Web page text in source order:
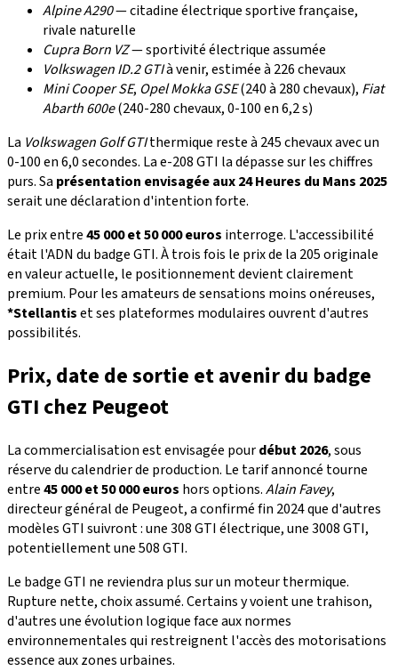
Alpine A290— citadine électrique sportive française,
rivale naturelle
Cupra Born VZ— sportivité électrique assumée
Volkswagen ID.2 GTIà venir, estimée à 226 chevaux
Mini Cooper SE, Opel Mokka GSE(240 à 280 chevaux), Fiat
Abarth 600e(240-280 chevaux, 0-100 en 6,2 s)
La Volkswagen Golf GTIthermique reste à 245 chevaux avec un
0-100 en 6,0 secondes. La e-208 GTI la dépasse sur les chiffres
purs. Sa présentation envisagée aux 24 Heures du Mans 2025
serait une déclaration d'intention forte.
Le prix entre45 000 et 50 000 euros interroge. L'accessibilité
était l'ADN du badge GTI. À trois fois le prix de la 205 originale
en valeur actuelle, le positionnement devient clairement
premium. Pour les amateurs de sensations moins onéreuses,
*Stellantiset ses plateformes modulaires ouvrent d'autres
possibilités.
Prix, date de sortie et avenir du badge
GTI chez Peugeot
La commercialisation est envisagée pourdébut 2026, sous
réserve du calendrier de production. Le tarif annoncé tourne
entre45 000 et 50 000 euros hors options.Alain Favey,
directeur général de Peugeot, a confirmé fin 2024 que d'autres
modèles GTI suivront : une 308 GTI électrique, une 3008 GTI,
potentiellement une 508 GTI.
Le badge GTI ne reviendra plus sur un moteur thermique.
Rupture nette, choix assumé. Certains y voient une trahison,
d'autres une évolution logique face aux normes
environnementales qui restreignent l'accès des motorisations
essence aux zones urbaines.